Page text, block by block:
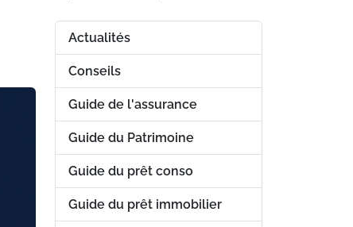
Actualités
Conseils
Guide de l'assurance
Guide du Patrimoine
Guide du prêt conso
Guide du prêt immobilier